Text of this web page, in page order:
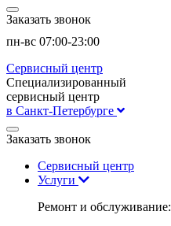
Заказать звонок
пн-вс 07:00-23:00
Сервисный центр
Специализированный
сервисный центр
в Санкт-Петербурге
Заказать звонок
Сервисный центр
Услуги
Ремонт и обслуживание: